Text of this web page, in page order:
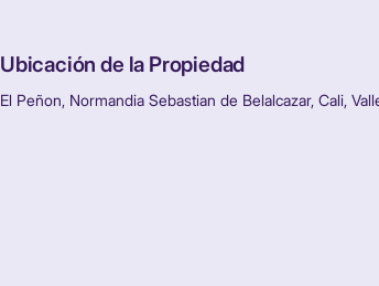
Ubicación de la Propiedad
El Peñon, Normandia Sebastian de Belalcazar, Cali,